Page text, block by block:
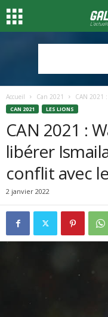
Accueil Can 2021 CAN 2021
CAN 2021 LES LIONS
CAN 2021 :
libérer
conflit avec
2 janvier 2022